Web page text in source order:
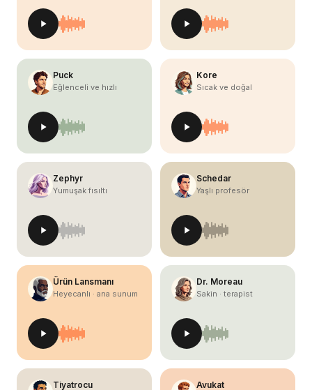
Puck
Eğlenceli ve hızlı
Kore
Sıcak ve doğal
Zephyr
Yumuşak fısıltı
Schedar
Yaşlı profesör
Ürün Lansmanı
Heyecanlı · ana sunum
Dr. Moreau
Sakin · terapist
Tiyatrocu Avukat